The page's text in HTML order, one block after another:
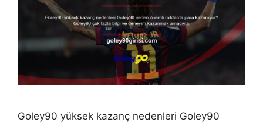
Goley90 yüksek kazanç nedenleri Goley90